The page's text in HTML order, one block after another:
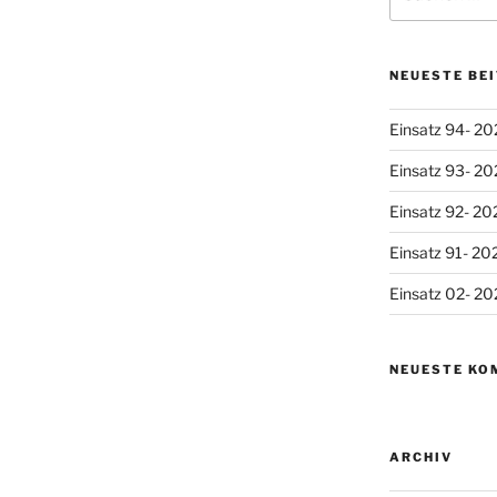
NEUESTE
Einsatz 94-
Einsatz 93-
Einsatz 92-
Einsatz 91-
Einsatz 02-
NEUESTE
ARCHIV